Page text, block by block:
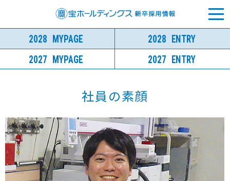
2028 MYPAGE 2028 ENTRY
2027 MYPAGE 2027 ENTRY
社員の素顔